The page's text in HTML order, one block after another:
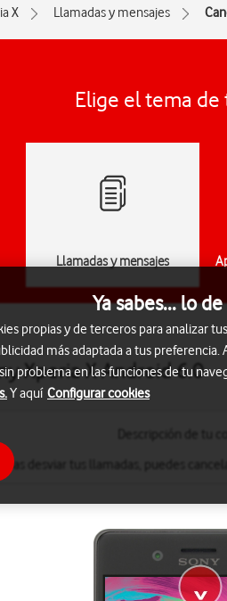
X Llamadas y mensajes
Elige el tema de
Llamadas y mensajes
Xperia X Android 6.0
desviar tus llamadas, puedes
Ya sabes... lo
propias y de terceros para analizar
más adaptada a tus
problema en las funciones de tu
Y aquí Configurar cookies